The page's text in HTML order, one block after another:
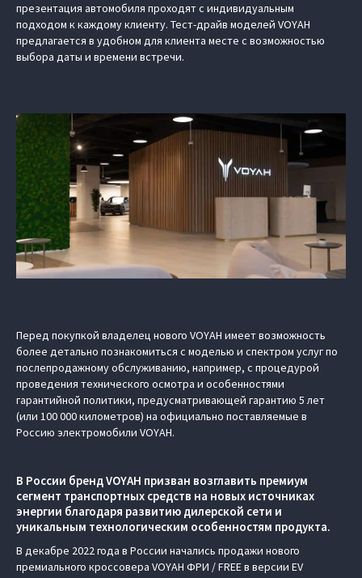
презентация автомобиля проходят с индивидуальным
подходом к каждому клиенту. Тест-драйв моделей VOYAH
предлагается в удобном для клиента месте с возможностью
выбора даты и времени встречи.
Перед покупкой владелец нового VOYAH имеет возможность
более детально познакомиться с моделью и спектром услуг по
послепродажному обслуживанию, например, с процедурой
проведения технического осмотра и особенностями
гарантийной политики, предусматривающей гарантию 5 лет
(или 100 000 километров) на официально поставляемые в
Россию электромобили VOYAH.
В России бренд VOYAH призван возглавить премиум
сегмент транспортных средств на новых источниках
энергии благодаря развитию дилерской сети и
уникальным технологическим особенностям продукта.
В декабре 2022 года в России начались продажи нового
премиального кроссовера VOYAH ФРИ / FREE в версии EV